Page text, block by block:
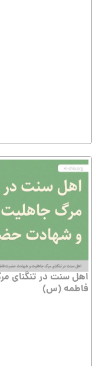
اهل سنت در تنگنای
فاطمه (س)